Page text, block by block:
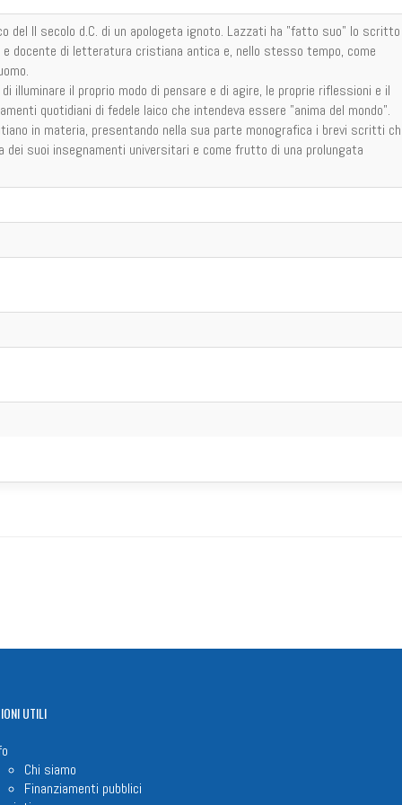
del II secolo d.C. di un apologeta ignoto. Lazzati ha "fatto suo" lo scritto
docente di letteratura cristiana antica e, nello stesso tempo, come
illuminare il proprio modo di pensare e di agire, le proprie riflessioni e il
quotidiani di fedele laico che intendeva essere "anima del mondo".
in materia, presentando nella sua parte monografica i brevi scritti
suoi insegnamenti universitari e come frutto di una prolungata
UTILI
Chi siamo
Finanziamenti pubblici